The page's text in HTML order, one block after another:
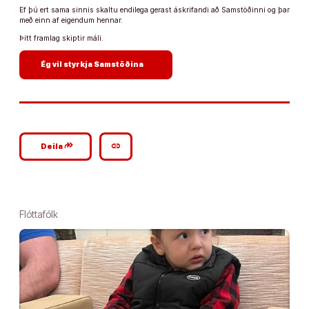
Ef þú ert sama sinnis skaltu endilega gerast áskrifandi að Samstöðinni og þar
með einn af eigendum hennar.
Þitt framlag skiptir máli.
Ég vil styrkja Samstöðina
Deilagoogle_plus_reshare link
Flóttafólk